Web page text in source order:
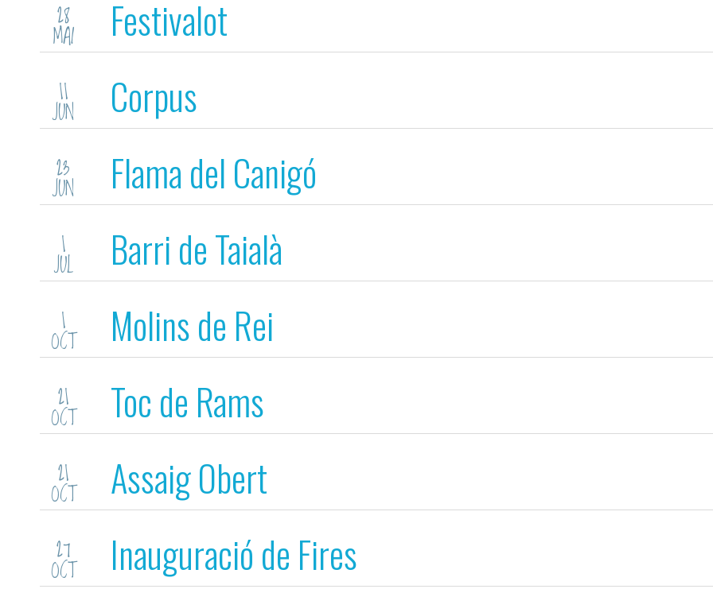
28
MAI Festivalot
11
JUN Corpus
23
JUN Flama del Canigó
1
JUL Barri de Taialà
1
OCT Molins de Rei
21
OCT Toc de Rams
21
OCT Assaig Obert
27
OCT Inauguració de Fires